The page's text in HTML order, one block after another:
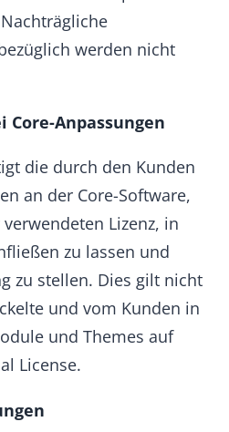
Verlust von
oder von
finanziellem
von der
Dies gilt nicht,
oder grober
gehaftet wird.
nachhinein vom
ist, übernimmt
es sei
nach, dass die
Mangel
bei
durch